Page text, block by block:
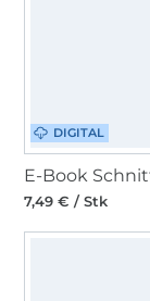
DIGITAL
7,49 € / Stk